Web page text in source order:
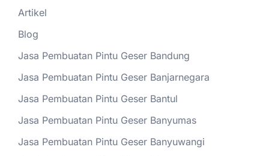
Artikel
Blog
Jasa Pembuatan Pintu Geser Bandung
Jasa Pembuatan Pintu Geser Banjarnegara
Jasa Pembuatan Pintu Geser Bantul
Jasa Pembuatan Pintu Geser Banyumas
Jasa Pembuatan Pintu Geser Banyuwangi